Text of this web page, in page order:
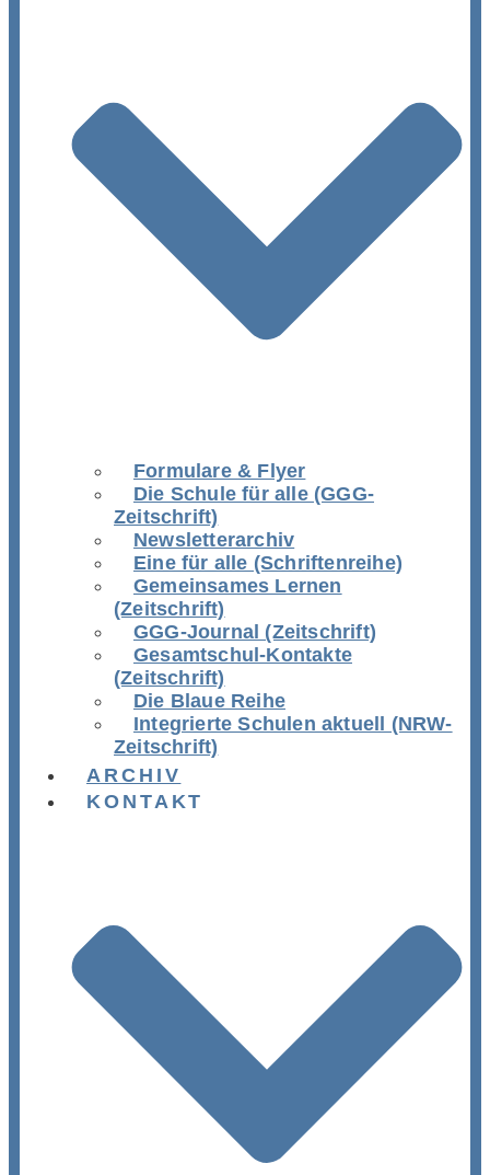
Formulare & Flyer
Die Schule für alle (GGG-
Zeitschrift)
Newsletterarchiv
Eine für alle (Schriftenreihe)
Gemeinsames Lernen
(Zeitschrift)
GGG-Journal (Zeitschrift)
Gesamtschul-Kontakte
(Zeitschrift)
Die Blaue Reihe
Integrierte Schulen aktuell (NRW-
Zeitschrift)
ARCHIV
KONTAKT